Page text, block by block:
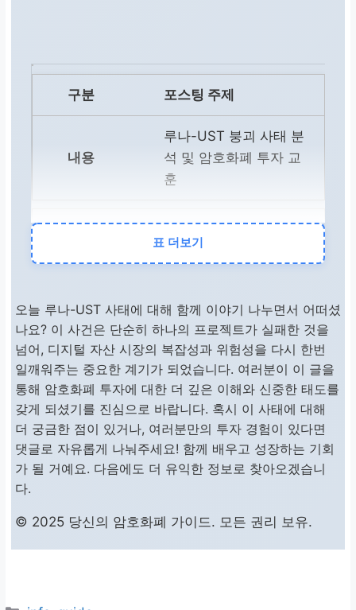
포스팅 주제
루나-UST 붕괴 사태 분
석 및 암호화폐 투자 교
훈
핵심 키워드
제
추천 독자
암호화폐 투자에 관심
있는 초보자 및 경험자,
시장 동향 분석가
표 더보기
오늘 루나-UST 사태에 대해 함께 이야기 나누면서 어떠셨
나요? 이 사건은 단순히 하나의 프로젝트가 실패한 것을
넘어, 디지털 자산 시장의 복잡성과 위험성을 다시 한번
일깨워주는 중요한 계기가 되었습니다. 여러분이 이 글을
통해 암호화폐 투자에 대한 더 깊은 이해와 신중한 태도를
갖게 되셨기를 진심으로 바랍니다. 혹시 이 사태에 대해
더 궁금한 점이 있거나, 여러분만의 투자 경험이 있다면
댓글로 자유롭게 나눠주세요! 함께 배우고 성장하는 기회
가 될 거예요. 다음에도 더 유익한 정보로 찾아오겠습니
다.
© 2025 당신의 암호화폐 가이드. 모든 권리 보유.